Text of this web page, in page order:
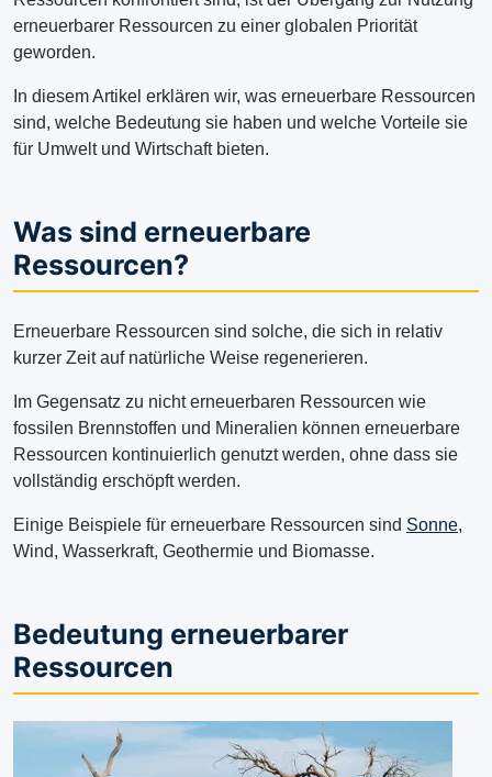
erneuerbarer Ressourcen zu einer globalen Priorität
geworden.
In diesem Artikel erklären wir, was erneuerbare Ressourcen
sind, welche Bedeutung sie haben und welche Vorteile sie
für Umwelt und Wirtschaft bieten.
Was sind erneuerbare
Ressourcen?
Erneuerbare Ressourcen sind solche, die sich in relativ
kurzer Zeit auf natürliche Weise regenerieren.
Im Gegensatz zu nicht erneuerbaren Ressourcen wie
fossilen Brennstoffen und Mineralien können erneuerbare
Ressourcen kontinuierlich genutzt werden, ohne dass sie
vollständig erschöpft werden.
Einige Beispiele für erneuerbare Ressourcen sind Sonne,
Wind, Wasserkraft, Geothermie und Biomasse.
Bedeutung erneuerbarer
Ressourcen